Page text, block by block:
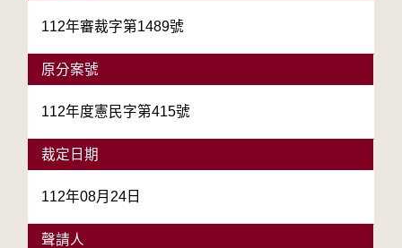
112年審裁字第1489號
原分案號
112年度憲民字第415號
裁定日期
112年08月24日
聲請人